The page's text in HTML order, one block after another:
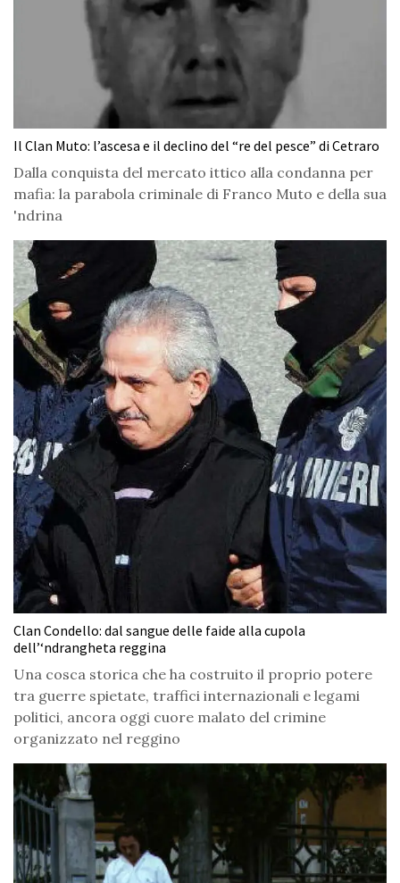
Il Clan Muto: l’ascesa e il declino del “re del pesce” di Cetraro
Dalla conquista del mercato ittico alla condanna per
mafia: la parabola criminale di Franco Muto e della sua
'ndrina
Clan Condello: dal sangue delle faide alla cupola
dell’‘ndrangheta reggina
Una cosca storica che ha costruito il proprio potere
tra guerre spietate, traffici internazionali e legami
politici, ancora oggi cuore malato del crimine
organizzato nel reggino